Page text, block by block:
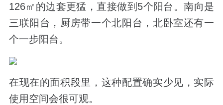
126㎡的边套更猛，直接做到5个阳台。南向是
三联阳台，厨房带一个北阳台，北卧室还有一
个一步阳台。
在现在的面积段里，这种配置确实少见，实际
使用空间会很可观。